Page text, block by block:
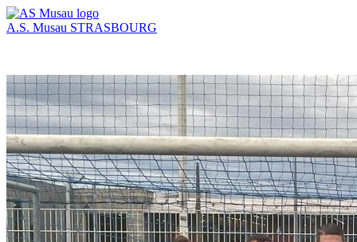
A.S. Musau STRASBOURG